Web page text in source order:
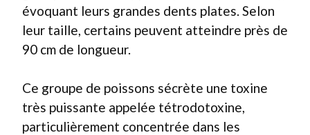
évoquant leurs grandes dents plates. Selon
leur taille, certains peuvent atteindre près de
90 cm de longueur.
Ce groupe de poissons sécrète une toxine
très puissante appelée tétrodotoxine,
particulièrement concentrée dans les